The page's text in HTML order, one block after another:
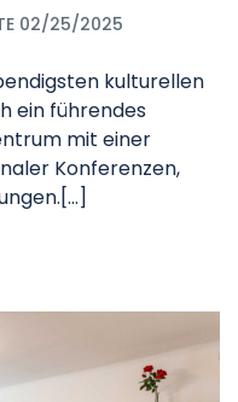
02/25/2025
kulturellen
ein führendes
mit einer
Konferenzen,